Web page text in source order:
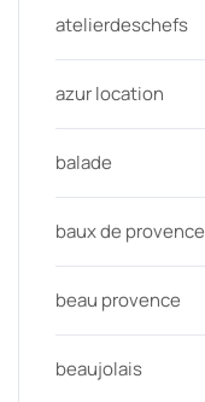
atelierdeschefs
azur location
balade
baux de provence
beau provence
beaujolais